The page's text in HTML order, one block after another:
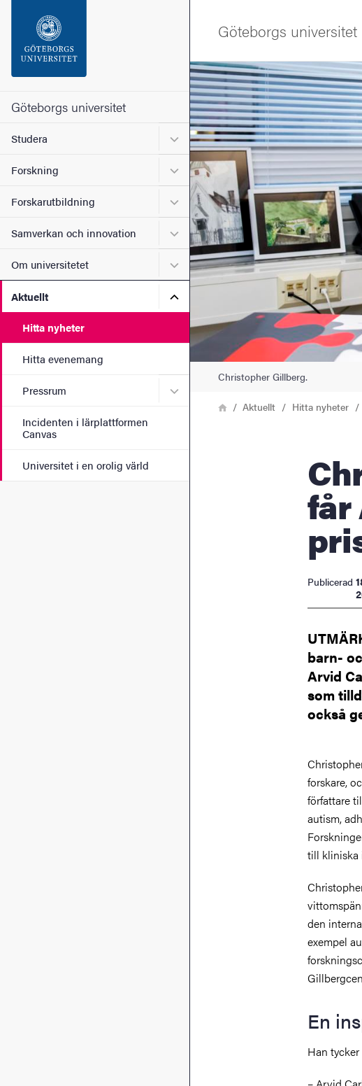
Sidfoten
Om webbplatsen
Göteborgs universitet
Studera Undermeny för Studera
Forskning Undermeny för Forskning
Forskarutbildning Undermeny för Forskarutbildning
Samverkan och innovation Undermeny för Samverkan och
Om universitetet Undermeny för Om universitetet
Aktuellt Undermeny för Aktuellt
Hitta nyheter
Hitta evenemang
Pressrum Undermeny för Pressrum
Incidenten i lärplattformen
Canvas
Universitet i en orolig värld
Göteborgs universitet
Bild
Christopher Gillberg.
LänkstigHemAktuellt Hitta nyheter
Christopher Gillberg
får
Publicerad
barn-
Arvid
som
också
forskare,
författare
autism,
till kliniska
den
exempel
En
Han